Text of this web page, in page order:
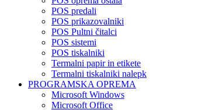
POS predali
POS prikazovalniki
POS Pultni čitalci
POS sistemi
POS tiskalniki
Termalni papir in etikete
Termalni tiskalniki nalepk
PROGRAMSKA OPREMA
Microsoft Windows
Microsoft Office